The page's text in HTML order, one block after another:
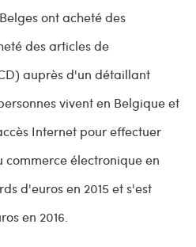
ont acheté des
des articles de
auprès d'un détaillant
vivent en Belgique et
Internet pour effectuer
commerce électronique en
d'euros en 2015 et s'est
en 2016.